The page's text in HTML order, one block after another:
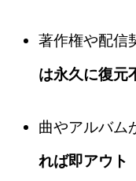
著作権や配信
は永久に復元
曲やアルバム
れば即アウト